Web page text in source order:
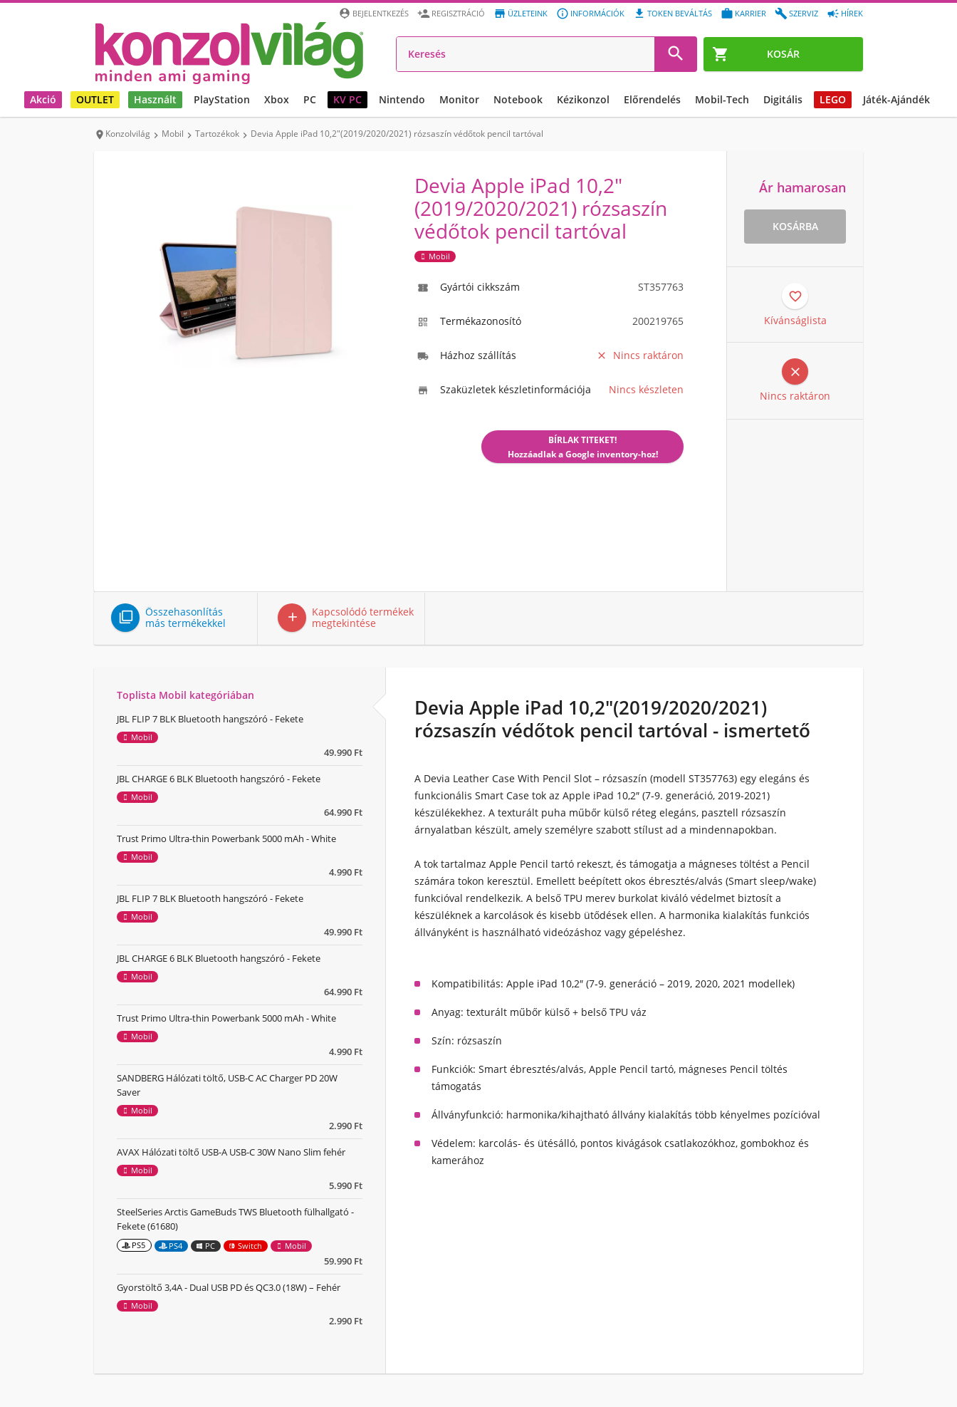
 KOSÁR
 HÍREK
 SZERVIZ
 KARRIER
 TOKEN BEVÁLTÁS
 INFORMÁCIÓK
 ÜZLETEINK
 REGISZTRÁCIÓ
 BEJELENTKEZÉS

Akció OUTLET Használt PlayStation Xbox PC KV PC Nintendo Monitor Notebook Kézikonzol Előrendelés Mobil-Tech Digitális LEGO Játék-Ajándék
 Konzolvilág  Mobil  Tartozékok  Devia Apple iPad 10,2"(2019/2020/2021) rózsaszín védőtok pencil tartóval
Devia Apple iPad 10,2"
(2019/2020/2021) rózsaszín
védőtok pencil tartóval
Mobil
 Gyártói cikkszám ST357763
 Termékazonosító 200219765
 Házhoz szállítás Nincs raktáron

 Szaküzletek készletinformációja Nincs készleten
BÍRLAK TITEKET!
Hozzáadlak a Google inventory-hoz!
Ár hamarosan
KOSÁRBA

Kívánságlista

Nincs raktáron

Összehasonlítás
más termékekkel

Kapcsolódó termékek
megtekintése
Devia Apple iPad 10,2"(2019/2020/2021)
rózsaszín védőtok pencil tartóval - ismertető
A Devia Leather Case With Pencil Slot – rózsaszín (modell ST357763) egy elegáns és
funkcionális Smart Case tok az Apple iPad 10,2″ (7‑9. generáció, 2019‑2021)
készülékekhez. A texturált puha műbőr külső réteg elegáns, pasztell rózsaszín
árnyalatban készült, amely személyre szabott stílust ad a mindennapokban.
A tok tartalmaz Apple Pencil tartó rekeszt, és támogatja a mágneses töltést a Pencil
számára tokon keresztül. Emellett beépített okos ébresztés/alvás (Smart sleep/wake)
funkcióval rendelkezik. A belső TPU merev burkolat kiváló védelmet biztosít a
készüléknek a karcolások és kisebb ütődések ellen. A harmonika kialakítás funkciós
állványként is használható videózáshoz vagy gépeléshez.
Kompatibilitás: Apple iPad 10,2″ (7‑9. generáció – 2019, 2020, 2021 modellek)
Anyag: texturált műbőr külső + belső TPU váz
Szín: rózsaszín
Funkciók: Smart ébresztés/alvás, Apple Pencil tartó, mágneses Pencil töltés
támogatás
Állványfunkció: harmonika/kihajtható állvány kialakítás több kényelmes pozícióval
Védelem: karcolás- és ütésálló, pontos kivágások csatlakozókhoz, gombokhoz és
kamerához
Toplista Mobil kategóriában
49.990 Ft
JBL FLIP 7 BLK Bluetooth hangszóró - Fekete
Mobil
64.990 Ft
JBL CHARGE 6 BLK Bluetooth hangszóró - Fekete
Mobil
4.990 Ft
Trust Primo Ultra-thin Powerbank 5000 mAh - White
Mobil
49.990 Ft
JBL FLIP 7 BLK Bluetooth hangszóró - Fekete
Mobil
64.990 Ft
JBL CHARGE 6 BLK Bluetooth hangszóró - Fekete
Mobil
4.990 Ft
Trust Primo Ultra-thin Powerbank 5000 mAh - White
Mobil
2.990 Ft
SANDBERG Hálózati töltő, USB-C AC Charger PD 20W
Saver
Mobil
5.990 Ft
AVAX Hálózati töltő USB-A USB-C 30W Nano Slim fehér
Mobil
59.990 Ft
SteelSeries Arctis GameBuds TWS Bluetooth fülhallgató -
Fekete (61680)
PS5 PS4 PC Switch Mobil
2.990 Ft
Gyorstöltő 3,4A - Dual USB PD és QC3.0 (18W) – Fehér
Mobil